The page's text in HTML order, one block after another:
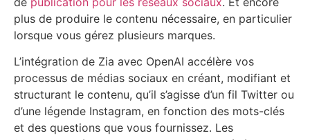
plus de produire le contenu nécessaire, en particulier
lorsque vous gérez plusieurs marques.
L’intégration de Zia avec OpenAI accélère vos
processus de médias sociaux en créant, modifiant et
structurant le contenu, qu’il s’agisse d’un fil Twitter ou
d’une légende Instagram, en fonction des mots-clés
et des questions que vous fournissez. Les